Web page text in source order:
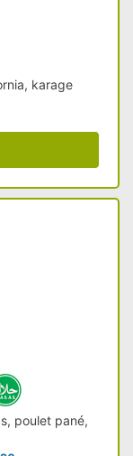
karage
poulet pané,